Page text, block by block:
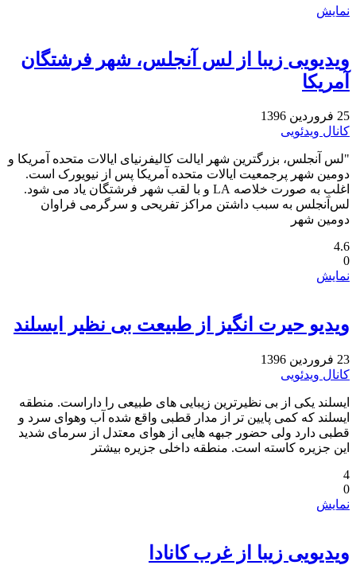
نمایش
ویدیویی زیبا از لس آنجلس، شهر فرشتگان
آمریکا
25 فروردین 1396
کانال ویدئویی
"لس آنجلس، بزرگترین شهر ایالت کالیفرنیای ایالات متحده آمریکا و
دومین شهر پرجمعیت ایالات متحده آمریکا پس از نیویورک است.
اغلب به صورت خلاصه LA و با لقب شهر فرشتگان یاد می شود.
لس‌آنجلس به سبب داشتن مراکز تفریحی و سرگرمی فراوان
دومین شهر
4.6
0
نمایش
ویدیو حیرت انگیز از طبیعت بی نظیر ایسلند
23 فروردین 1396
کانال ویدئویی
ایسلند یکی از بی نظیرترین زیبایی های طبیعی را داراست. منطقه
ایسلند که کمی پایین تر از مدار قطبی واقع شده آب وهوای سرد و
قطبی دارد ولی حضور جبهه هایی از هوای معتدل از سرمای شدید
این جزیره کاسته است. منطقه داخلی جزیره بیشتر
4
0
نمایش
ویدیویی زیبا از غرب کانادا